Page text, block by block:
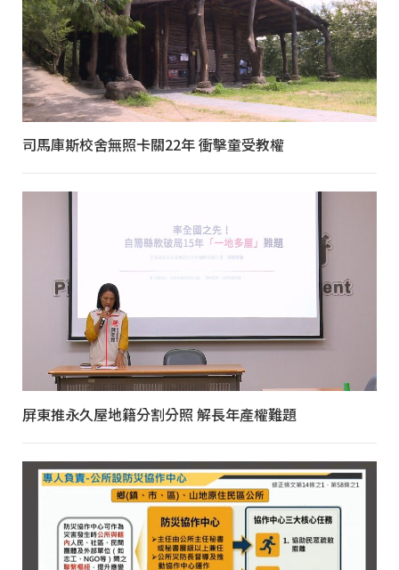
司馬庫斯校舍無照卡關22年 衝擊童受教權
屏東推永久屋地籍分割分照 解長年產權難題